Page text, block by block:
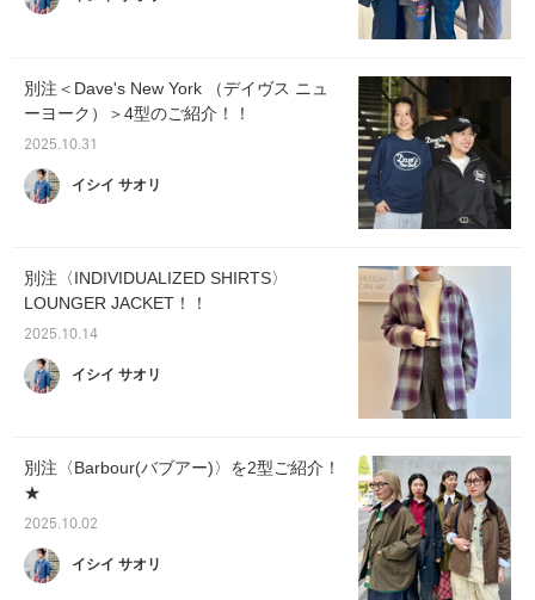
別注＜Dave's New York （デイヴス ニュ
ーヨーク）＞4型のご紹介！！
2025.10.31
イシイ サオリ
別注〈INDIVIDUALIZED SHIRTS〉
LOUNGER JACKET！！
2025.10.14
イシイ サオリ
別注〈Barbour(バブアー)〉を2型ご紹介！
★
2025.10.02
イシイ サオリ